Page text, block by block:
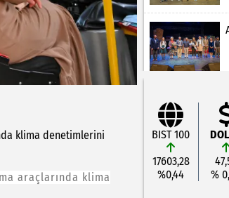
klima denetimlerini
araçlarında klima
BIST 100
17603,28
%0,44
%